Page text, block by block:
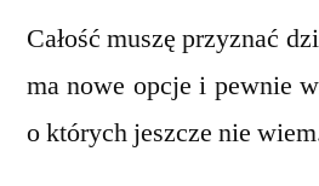
Całość muszę przyznać
ma nowe opcje i pewnie
o których jeszcze nie